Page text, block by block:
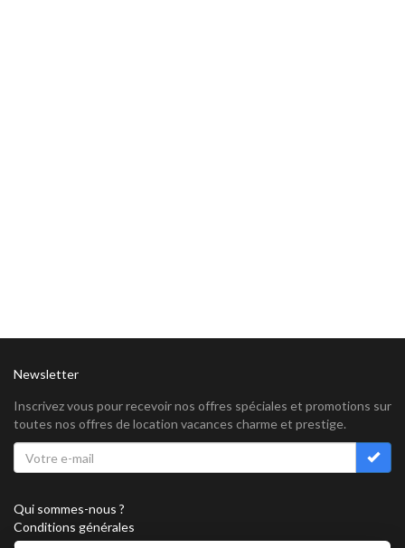
Newsletter
Inscrivez vous pour recevoir nos offres spéciales et promotions sur
toutes nos offres de location vacances charme et prestige.
Qui sommes-nous ?
Conditions générales